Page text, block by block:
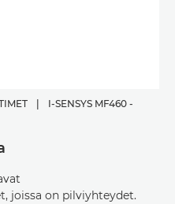
I-SENSYS MF460 -
joissa on pilviyhteydet.